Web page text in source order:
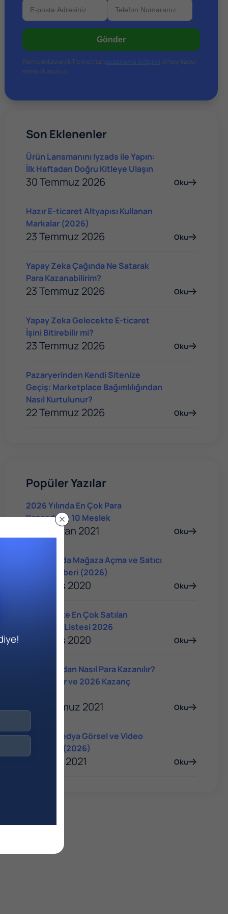
Gönder
Formu doldurarak Ticimax’tan
almayı kabul
etmiş olursunuz.
Son Eklenenler
Ürün Lansmanını Iyzads ile Yapın:
İlk Haftadan Doğru Kitleye Ulaşın
30 Temmuz 2026 Oku
Hazır E-ticaret Altyapısı Kullanan
Markalar (2026)
23 Temmuz 2026 Oku
Yapay Zeka Çağında Ne Satarak
Para Kazanabilirim?
23 Temmuz 2026 Oku
Yapay Zeka Gelecekte E-ticaret
İşini Bitirebilir mi?
23 Temmuz 2026 Oku
Pazaryerinden Kendi Sitenize
Geçiş: Marketplace Bağımlılığından
Nasıl Kurtulunur?
22 Temmuz 2026 Oku
Popüler Yazılar
2026 Yılında En Çok Para
Kazandıran 10 Meslek
04 Haziran 2021 Oku
Trendyol'da Mağaza Açma ve Satıcı
Olma Rehberi (2026)
14 Mayıs 2020 Oku
E-Ticarette En Çok Satılan
Ürünlerin Listesi 2026
14 Mayıs 2020 Oku
YouTube'dan Nasıl Para Kazanılır?
Yöntemler ve 2026 Kazanç
06 Temmuz 2021 Oku
Sosyal Medya Görsel ve Video
Boyutları (2026)
06 Ocak 2021 Oku